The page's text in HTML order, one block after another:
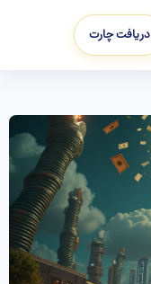
دریافت چارت